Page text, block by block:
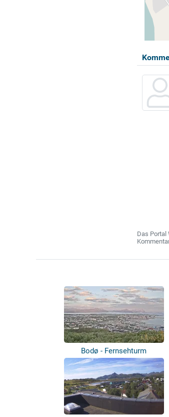
Das Portal
Bodø - Fernsehturm